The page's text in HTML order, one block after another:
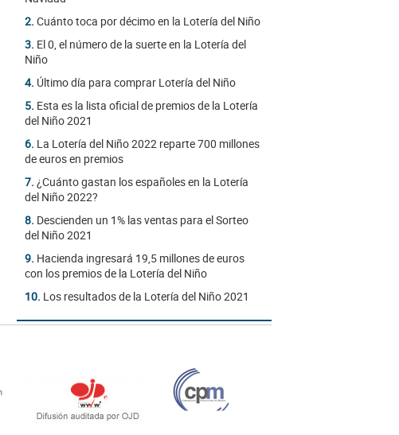
2. Cuánto toca por décimo en la Lotería del Niño
3. El 0, el número de la suerte en la Lotería del
Niño
4. Último día para comprar Lotería del Niño
5. Esta es la lista oficial de premios de la Lotería
del Niño 2021
6. La Lotería del Niño 2022 reparte 700 millones
de euros en premios
7. ¿Cuánto gastan los españoles en la Lotería
del Niño 2022?
8. Descienden un 1% las ventas para el Sorteo
del Niño 2021
9. Hacienda ingresará 19,5 millones de euros
con los premios de la Lotería del Niño
10. Los resultados de la Lotería del Niño 2021